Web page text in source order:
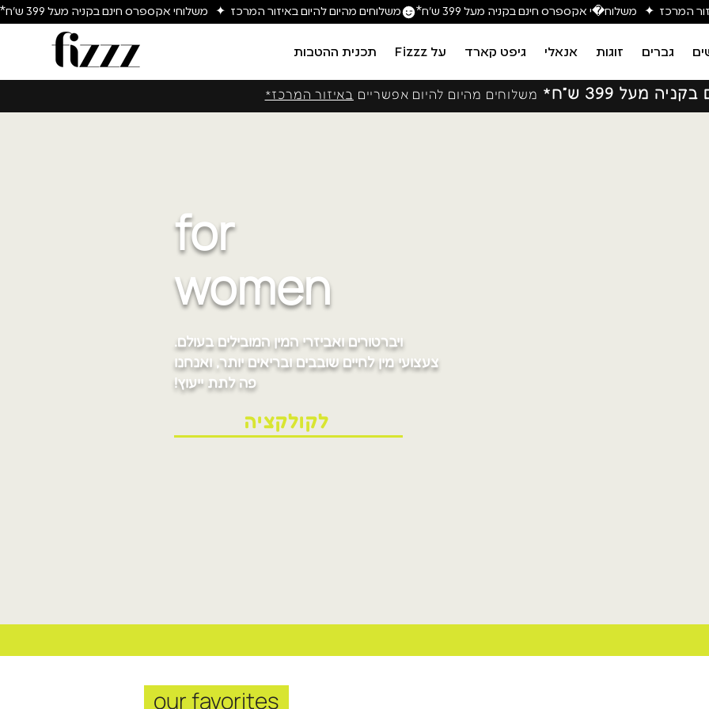
משלוחים מהיום להיום באיזור המרכז  ✦   משלוחי אקספרס חינם בקניה מעל 399 ש״ח*
גברים זוגות אנאלי גיפט קארד על Fizzz תכנית ההטבות
מעל 399 ש״ח* משלוחים מהיום להיום אפשריים באיזור המרכז*
for
women
ויברטורים ואביזרי המין המובילים בעולם.
צעצועי מין לחיים שובבים ובריאים יותר, ואנחנו
פה לתת ייעוץ!
לקולקציה
​ our favorites